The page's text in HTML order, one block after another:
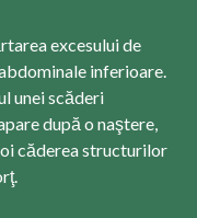
excesului de
inferioare.
unei scăderi
după o naştere,
căderea structurilor